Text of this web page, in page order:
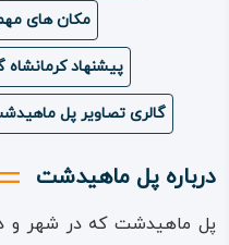
مکان های
پیشنهاد
گالری تصاویر پل
درباره پل ماهیدشت
پل ماهیدشت که در شهر و